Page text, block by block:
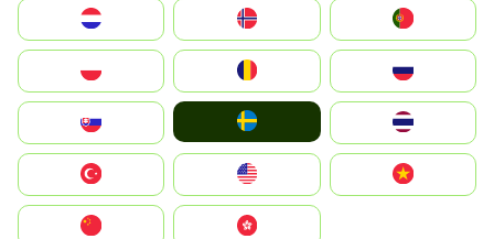
United States
中國香港特別行政區